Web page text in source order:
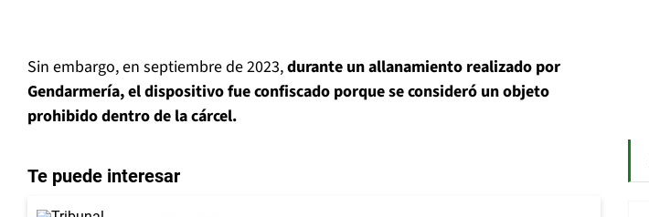
Sin embargo, en septiembre de 2023,durante un allanamiento realizado por
Gendarmería, el dispositivo fue confiscado porque se consideró un objeto
prohibido dentro de la cárcel.
Te puede interesar